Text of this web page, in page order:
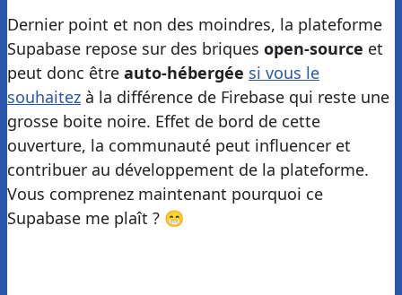
Dernier point et non des moindres, la plateforme
Supabase repose sur des briques open-source et
peut donc être auto-hébergée si vous le
souhaitez à la différence de Firebase qui reste une
grosse boite noire. Effet de bord de cette
ouverture, la communauté peut influencer et
contribuer au développement de la plateforme.
Vous comprenez maintenant pourquoi ce
Supabase me plaît ? 😁